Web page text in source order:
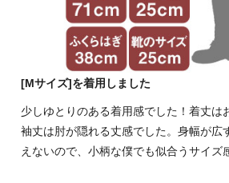
[Mサイズ]を着用しました
少しゆとりのある着用感でした！着丈は
袖丈は肘が隠れる丈感でした。身幅が広
えないので、小柄な僕でも似合うサイズ